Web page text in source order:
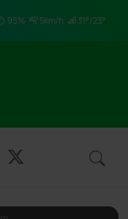
95% 5km/h 31°/23°